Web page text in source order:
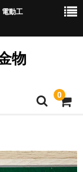
電動工
物
0